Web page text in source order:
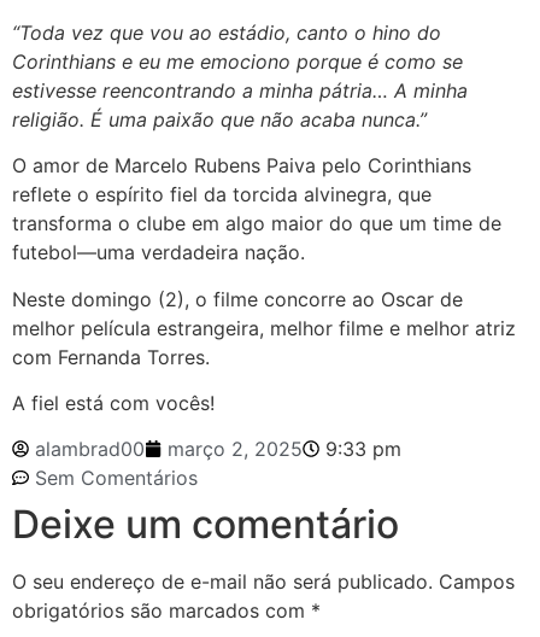
“Toda vez que vou ao estádio, canto o hino do
Corinthians e eu me emociono porque é como se
estivesse reencontrando a minha pátria… A minha
religião. É uma paixão que não acaba nunca.”
O amor de Marcelo Rubens Paiva pelo Corinthians
reflete o espírito fiel da torcida alvinegra, que
transforma o clube em algo maior do que um time de
futebol—uma verdadeira nação.
Neste domingo (2), o filme concorre ao Oscar de
melhor película estrangeira, melhor filme e melhor atriz
com Fernanda Torres.
A fiel está com vocês!
alambrad00
março 2, 2025
9:33 pm
Sem Comentários
Deixe um comentário
O seu endereço de e-mail não será publicado. Campos
obrigatórios são marcados com *